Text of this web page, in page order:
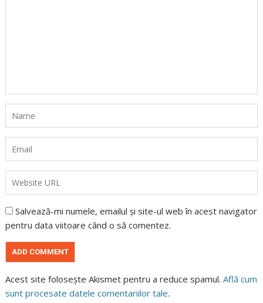
Salvează-mi numele, emailul și site-ul web în acest navigator
pentru data viitoare când o să comentez.
Acest site folosește Akismet pentru a reduce spamul.Află cum
sunt procesate datele comentariilor tale.